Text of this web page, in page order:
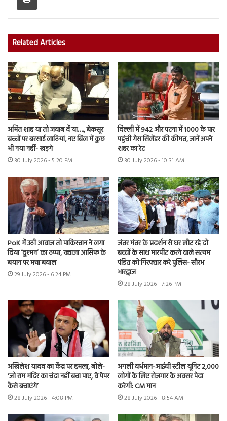
Related Articles
अमित शाह या तो जवाब दें या…., बेकसूर
बच्चों पर बरसाई लाठियां, नए बिल में कुछ
भी नया नहीं- खड़गे
30 July 2026 - 5:20 PM
दिल्ली में 942 और पटना में 1000 के पार
पहुंची गैस सिलेंडर की कीमत, जानें अपने
शहर का रेट
30 July 2026 - 10:31 AM
PoK में उठी आवाज तो पाकिस्तान ने लगा
दिया ‘दुश्मन’ का ठप्पा, ख्वाजा आसिफ के
बयान पर मचा बवाल
29 July 2026 - 6:24 PM
जंतर मंतर के प्रदर्शन से घर लौट रहे दो
बच्चों के साथ मारपीट करने वाले सत्यम
पंडित को गिरफ्तार करे पुलिस- सौरभ
भारद्वाज
28 July 2026 - 7:26 PM
अखिलेश यादव का केंद्र पर हमला, बोले-
‘जो राम मंदिर का चंदा नहीं बचा पाए, वे पेपर
कैसे बचाएंगे’
28 July 2026 - 4:08 PM
अगली वर्धमान-आईची स्टील यूनिट 2,000
लोगों के लिए रोजगार के अवसर पैदा
करेगी: CM मान
28 July 2026 - 8:54 AM